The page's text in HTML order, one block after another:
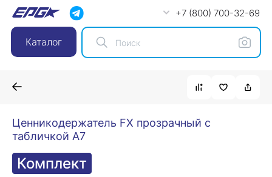
+7 (800) 700-32-69
Каталог
Ценникодержатель FX прозрачный с
табличкой A7
Комплект